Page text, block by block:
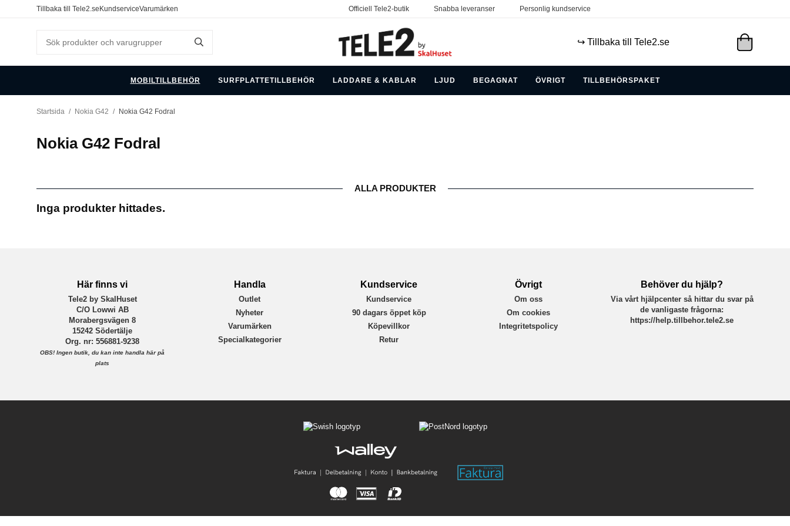
Tillbaka till Tele2.seKundserviceVarumärken Officiell Tele2-butik Snabba leveranser Personlig kundservice
↪️ Tillbaka till Tele2.se
MOBILTILLBEHÖR SURFPLATTETILLBEHÖR LADDARE & KABLAR LJUD BEGAGNAT ÖVRIGT TILLBEHÖRSPAKET
Startsida / Nokia G42 / Nokia G42 Fodral
Nokia G42 Fodral
ALLA PRODUKTER
Inga produkter hittades.
Här finns vi
Tele2 by SkalHuset
C/O Lowwi AB
Morabergsvägen 8
15242 Södertälje
Org. nr: 556881-9238
OBS! Ingen butik, du kan inte handla här på
plats
Handla
Outlet
Nyheter
Varumärken
Specialkategorier
Kundservice
Kundservice
90 dagars öppet köp
Köpevillkor
Retur
Övrigt
Om oss
Om cookies
Integritetspolicy
Behöver du hjälp?
Via vårt hjälpcenter så hittar du svar på
de vanligaste frågorna:
https://help.tillbehor.tele2.se